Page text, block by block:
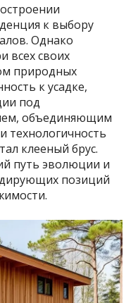
к выбору
Однако
всех своих
природных
к усадке,
под
объединяющим
технологичность
клееный брус.
путь эволюции и
позиций